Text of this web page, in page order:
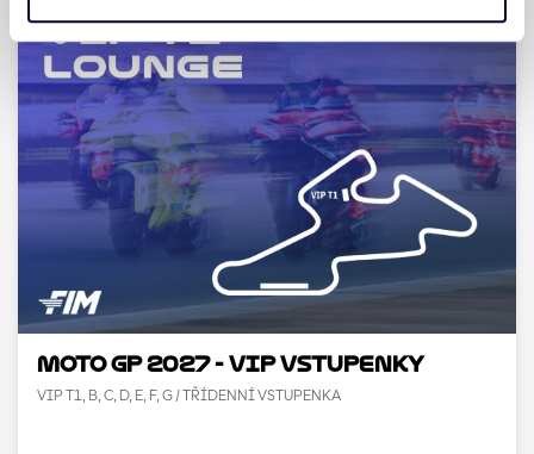
získali v důsledku toho, že používáte jejich služby. Jaké
typy cookies používáme, naleznete níže. Možnosti
zpracování upravíte zaškrtnutím příslušné varianty. Svoji
volbu můžete kdykoliv změnit v zápatí stránky v záložce
„Cookies a jejich nastavení“.
MOTO GP 2027 - VIP vstupenky
VIP T1, B, C, D, E, F, G / TŘÍDENNÍ VSTUPENKA